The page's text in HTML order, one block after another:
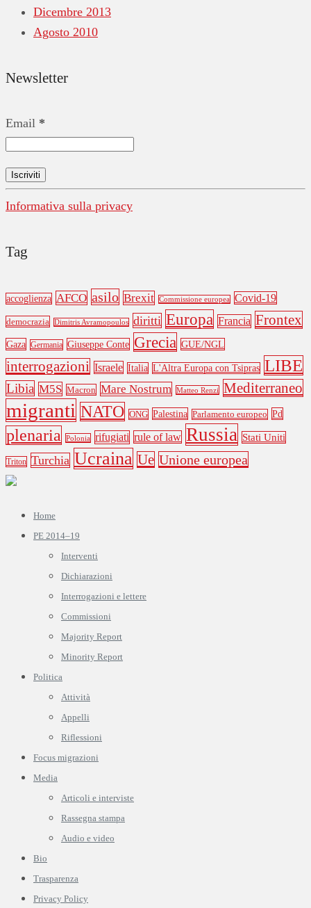
Dicembre 2013
Agosto 2010
Newsletter
Email *
Informativa sulla privacy
Tag
accoglienza AFCO asilo Brexit Commissione europea Covid-19
democrazia Dimitris Avramopoulos diritti Europa Francia Frontex
Gaza Germania Giuseppe Conte Grecia GUE/NGL
interrogazioni Israele Italia L'Altra Europa con Tsipras LIBE
Libia M5S Macron Mare Nostrum Matteo Renzi Mediterraneo
migranti NATO ONG Palestina Parlamento europeo Pd
plenaria Polonia rifugiati rule of law Russia Stati Uniti
Triton Turchia Ucraina Ue Unione europea
Home
PE 2014–19
Interventi
Dichiarazioni
Interrogazioni e lettere
Commissioni
Majority Report
Minority Report
Politica
Attività
Appelli
Riflessioni
Focus migrazioni
Media
Articoli e interviste
Rassegna stampa
Audio e video
Bio
Trasparenza
Privacy Policy